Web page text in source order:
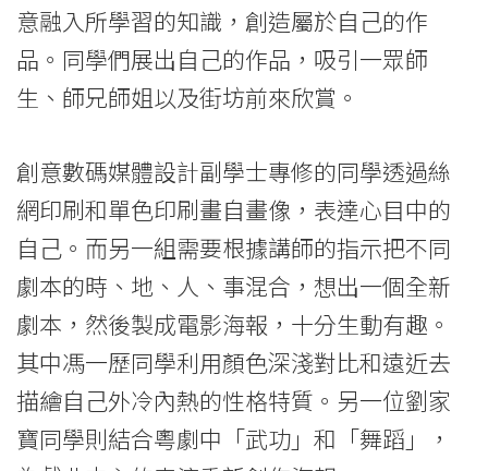
學
院
息
國
際
學
院
意融入所學習的知識，創造屬於自己的作
品。同學們展出自己的作品，吸引一眾師
生、師兄師姐以及街坊前來欣賞。
創意數碼媒體設計副學士專修的同學透過絲
網印刷和單色印刷畫自畫像，表達心目中的
自己。而另一組需要根據講師的指示把不同
劇本的時、地、人、事混合，想出一個全新
劇本，然後製成電影海報，十分生動有趣。
其中馮一歷同學利用顏色深淺對比和遠近去
描繪自己外冷內熱的性格特質。另一位劉家
寶同學則結合粵劇中「武功」和「舞蹈」，